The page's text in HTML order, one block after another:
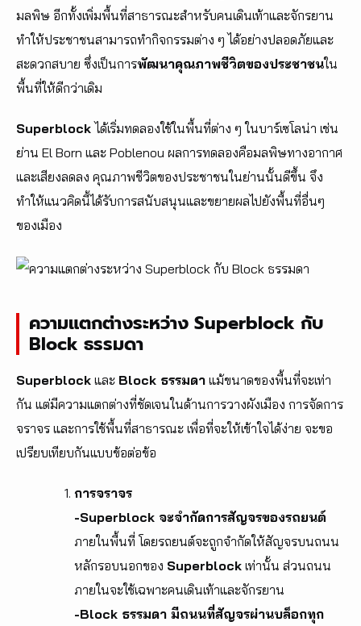
มลพิษ อีกทั้งเพิ่มพื้นที่สาธารณะสำหรับคนเดินเท้าและจักรยาน
ทำให้ประชาชนสามารถทำกิจกรรมต่าง ๆ ได้อย่างปลอดภัยและ
สะดวกสบาย ซึ่งเป็นการพัฒนาคุณภาพชีวิตของประชาชนใน
พื้นที่ให้ดีกว่าเดิม
Superblockได้เริ่มทดลองใช้ในพื้นที่ต่าง ๆ ในบาร์เซโลน่า เช่น
ย่าน El Born และ Poblenou ผลการทดลองคือมลพิษทางอากาศ
และเสียงลดลง คุณภาพชีวิตของประชาชนในย่านนั้นดีขึ้น จึง
ทำให้แนวคิดนี้ได้รับการสนับสนุนและขยายผลไปยังพื้นที่อื่นๆ
ของเมือง
ความแตกต่างระหว่าง Superblock กับ
Block ธรรมดา
Superblock และ Block ธรรมดา แม้ขนาดของพื้นที่จะเท่า
กัน แต่มีความแตกต่างที่ชัดเจนในด้านการวางผังเมือง การจัดการ
จราจร และการใช้พื้นที่สาธารณะ เพื่อที่จะให้เข้าใจได้ง่าย จะขอ
เปรียบเทียบกันแบบข้อต่อข้อ
การจราจร
-Superblock จะจำกัดการสัญจรของรถยนต์
ภายในพื้นที่ โดยรถยนต์จะถูกจำกัดให้สัญจรบนถนน
หลักรอบนอกของ Superblock เท่านั้น ส่วนถนน
ภายในจะใช้เฉพาะคนเดินเท้าและจักรยาน
-Block ธรรมดา มีถนนที่สัญจรผ่านบล็อกทุก